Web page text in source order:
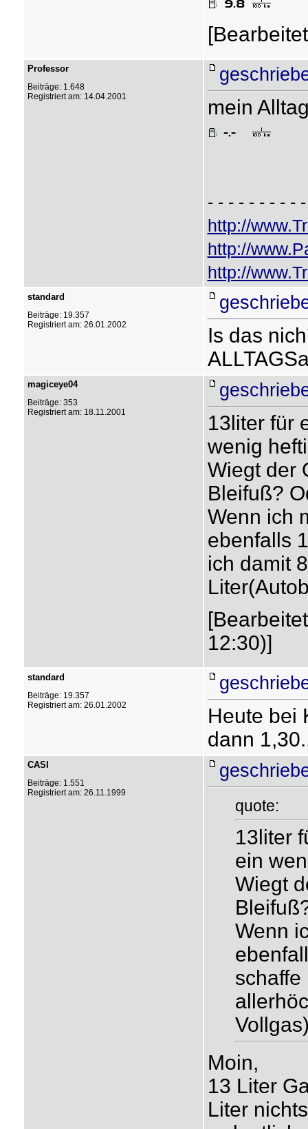
Professor
Beiträge: 1.648
Registriert am: 14.04.2001
mein
- - - - - - - - -
http://
http://
http://
standard
Beiträge: 19.357
Registriert am: 26.01.2002
Is das
magiceye04
Beiträge: 353
Registriert am: 18.11.2001
13liter für
wenig
Wiegt der
Bleifuß?
Wenn ich
ebenfalls
ich damit
12:30)]
standard
Beiträge: 19.357
Registriert am: 26.01.2002
Heute bei
dann
CASI
Beiträge: 1.551
Registriert am: 26.11.1999
quote:
13liter
ein
Wiegt
Wenn
schaffe
Moin,
13 Liter
Liter